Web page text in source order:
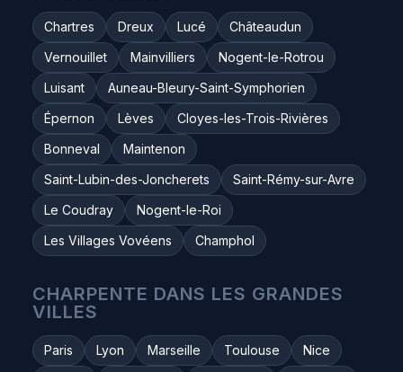
Chartres Dreux Lucé
Châteaudun
Vernouillet
Mainvilliers
Nogent-le-Rotrou
Luisant
Auneau-Bleury-Saint-Symphorien
Épernon
Lèves
Cloyes-les-Trois-Rivières
Bonneval
Maintenon
Saint-Lubin-des-Joncherets
Saint-Rémy-sur-Avre
Le Coudray
Nogent-le-Roi
Les Villages Vovéens
Champhol
CHARPENTE DANS LES GRANDES
VILLES
Paris Lyon Marseille Toulouse
Nice